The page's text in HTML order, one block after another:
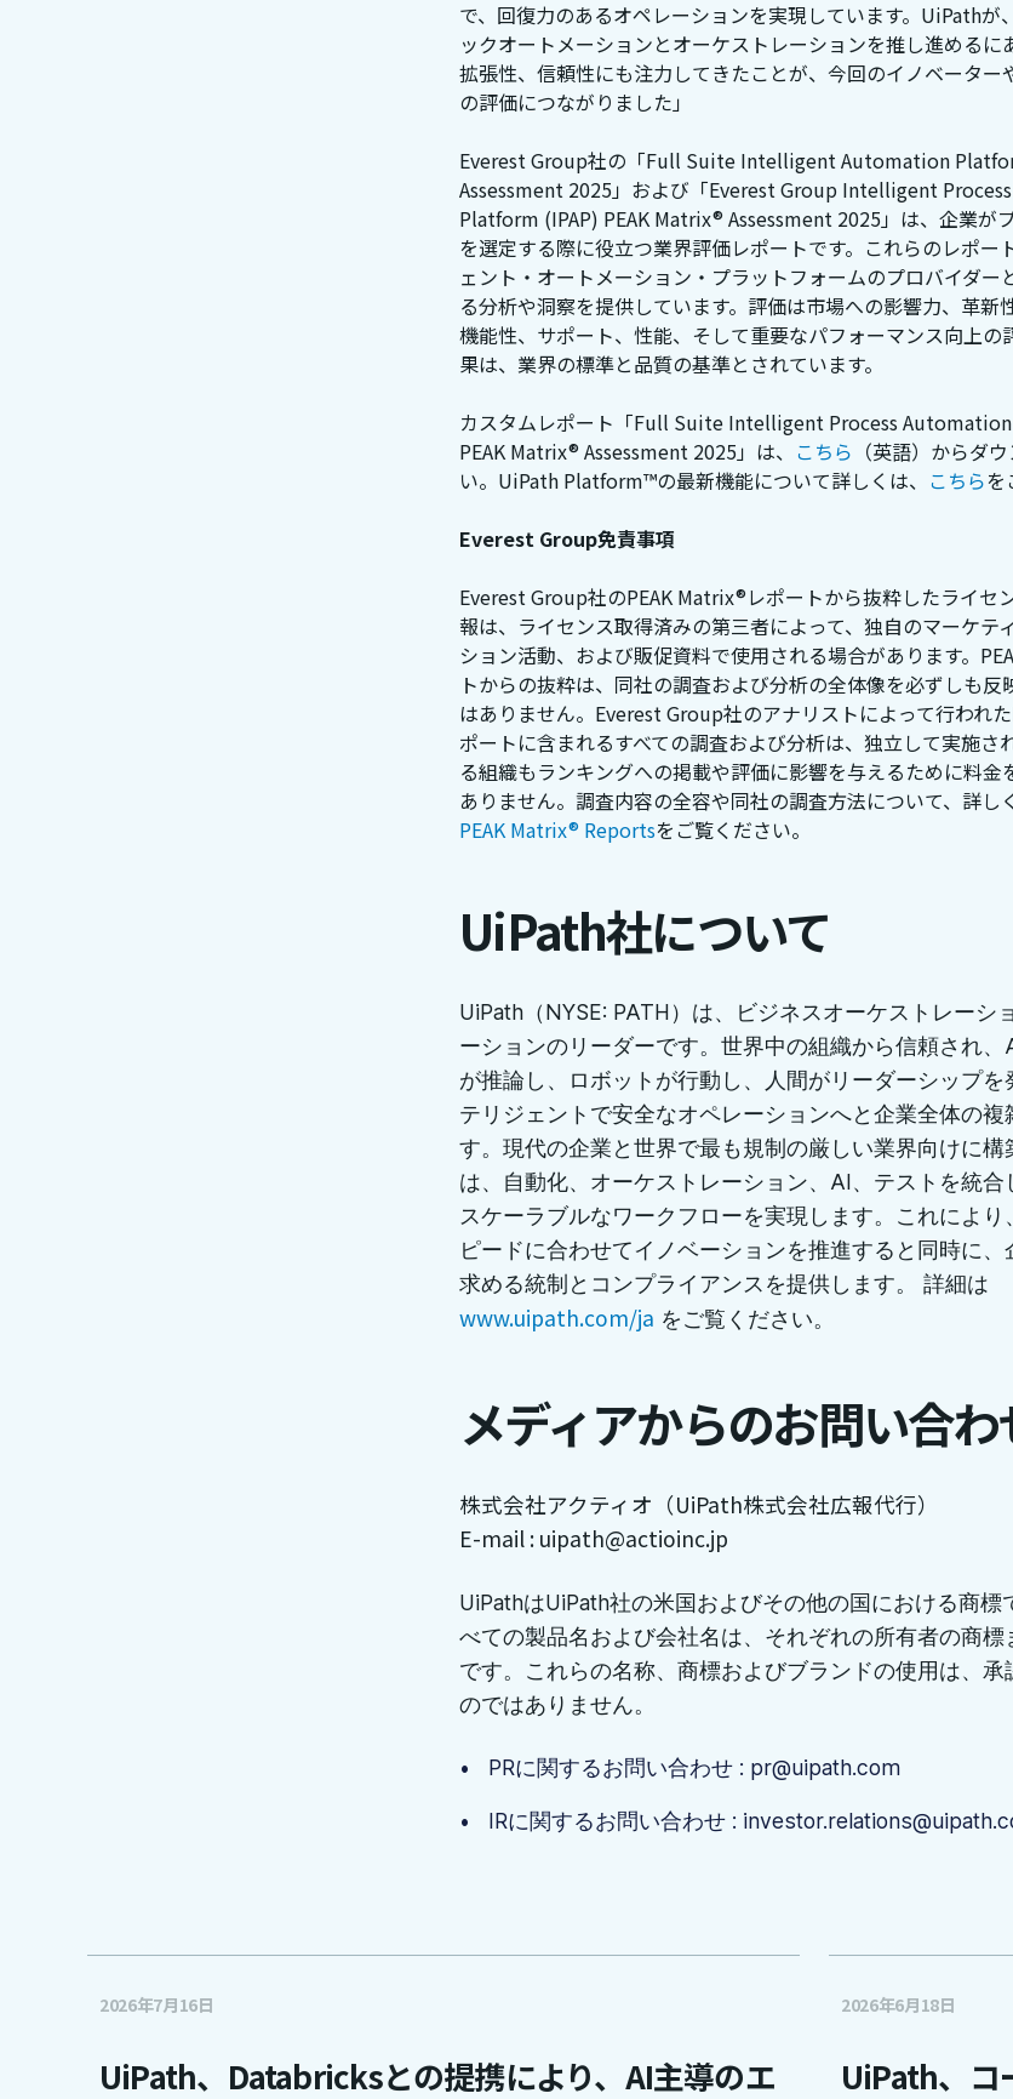
で、回復力のあるオペレーションを実現しています。UiPathが
ックオートメーションとオーケストレーションを推し進めるに
拡張性、信頼性にも注力してきたことが、今回のイノベーター
の評価につながりました」
Everest Group社の「Full Suite Intelligent Automation
Assessment 2025」および「Everest Group Intelligent
Platform (IPAP) PEAK Matrix® Assessment 2025」は、企業が
を選定する際に役立つ業界評価レポートです。これらのレポー
ェント・オートメーション・プラットフォームのプロバイダー
る分析や洞察を提供しています。評価は市場への影響力、革新
機能性、サポート、性能、そして重要なパフォーマンス向上の
果は、業界の標準と品質の基準とされています。
カスタムレポート「Full Suite Intelligent Process
PEAK Matrix® Assessment 2025」は、 こちら （英語）からダ
い。UiPath Platform™の最新機能について詳しくは、 こちらを
Everest Group免責事項
Everest Group社のPEAK Matrix®レポートから抜粋したライセ
報は、ライセンス取得済みの第三者によって、独自のマーケテ
ション活動、および販促資料で使用される場合があります。
トからの抜粋は、同社の調査および分析の全体像を必ずしも反
はありません。Everest Group社のアナリストによって行われ
ポートに含まれるすべての調査および分析は、独立して実施さ
る組織もランキングへの掲載や評価に影響を与えるために料金
ありません。調査内容の全容や同社の調査方法について、詳し
PEAK Matrix® Reportsをご覧ください。
UiPath社について
UiPath（NYSE: PATH）は、ビジネスオーケストレーシ
ーションのリーダーです。世界中の組織から信頼され、
が推論し、ロボットが行動し、人間がリーダーシップを
テリジェントで安全なオペレーションへと企業全体の複
す。現代の企業と世界で最も規制の厳しい業界向けに構
は、自動化、オーケストレーション、AI、テストを統合
スケーラブルなワークフローを実現します。これにより
ピードに合わせてイノベーションを推進すると同時に、
求める統制とコンプライアンスを提供します。 詳細は
www.uipath.com/ja をご覧ください。
メディアからのお問い合わ
株式会社アクティオ（UiPath株式会社広報代行）
E-mail : uipath@actioinc.jp
UiPathはUiPath社の米国およびその他の国における商標
べての製品名および会社名は、それぞれの所有者の商標
です。これらの名称、商標およびブランドの使用は、承
のではありません。
PRに関するお問い合わせ : pr@uipath.com
IRに関するお問い合わせ :
2026年7月16日
UiPath、Databricksとの提携により、AI主導のエ
2026年6月18日
UiPath、コ